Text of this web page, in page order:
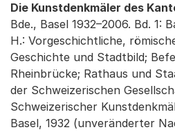
Die Kunstdenkmäler des
Bde., Basel 1932–2006. Bd. 1:
H.: Vorgeschichtliche,
Geschichte und Stadtbild;
Rheinbrücke; Rathaus und
der Schweizerischen
Schweizerischer
Basel, 1932 (unveränderter